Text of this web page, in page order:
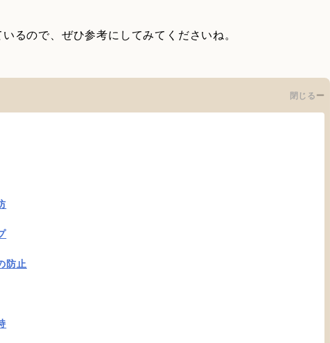
るので、ぜひ参考にしてみてくださいね。
閉じる
防止